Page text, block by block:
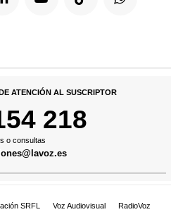
ATENCIÓN AL SUSCRIPTOR
218
o consultas
SRFL Voz Audiovisual
RadioVoz